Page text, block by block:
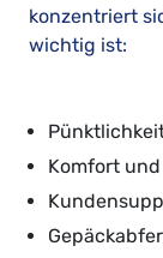
konzentriert
wichtig ist:
Komfort